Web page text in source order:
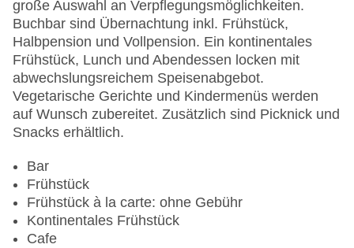
Lift
Minimarkt
Anzahl der Aufzüge: 1
Haustiere: gegen Gebühr
Zimmerservice: gegen Gebühr
Sonnenterrasse
Gesamtanzahl der Stockwerke: 3
Pools:Kinderbecken, Indoor Pool, Outdoor Pool,
Sonnenschirme am Pool, Liegen am Pool
Zahlungsarten: Mastercard, Visa
Landeskategorie: 3 Sterne
große Auswahl an Verpflegungsmöglichkeiten.
Buchbar sind Übernachtung inkl. Frühstück,
Halbpension und Vollpension. Ein kontinentales
Frühstück, Lunch und Abendessen locken mit
abwechslungsreichem Speisenabgebot.
Vegetarische Gerichte und Kindermenüs werden
auf Wunsch zubereitet. Zusätzlich sind Picknick und
Snacks erhältlich.
Bar
Frühstück
Frühstück à la carte: ohne Gebühr
Kontinentales Frühstück
Cafe